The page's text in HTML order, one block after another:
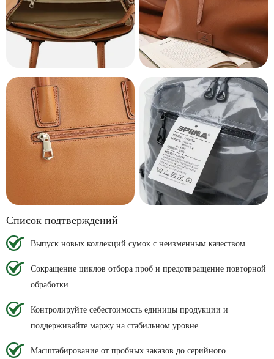
Список подтверждений
Выпуск новых коллекций сумок с неизменным качеством
Сокращение циклов отбора проб и предотвращение повторной
обработки
Контролируйте себестоимость единицы продукции и
поддерживайте маржу на стабильном уровне
Масштабирование от пробных заказов до серийного